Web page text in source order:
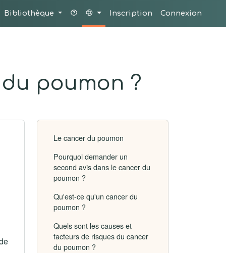
Bibliothèque Inscription Connexion
poumon ?
Le cancer du poumon
Pourquoi demander un
second avis dans le cancer du
poumon ?
Qu'est-ce qu'un cancer du
poumon ?
Quels sont les causes et
facteurs de risques du cancer
du poumon ?